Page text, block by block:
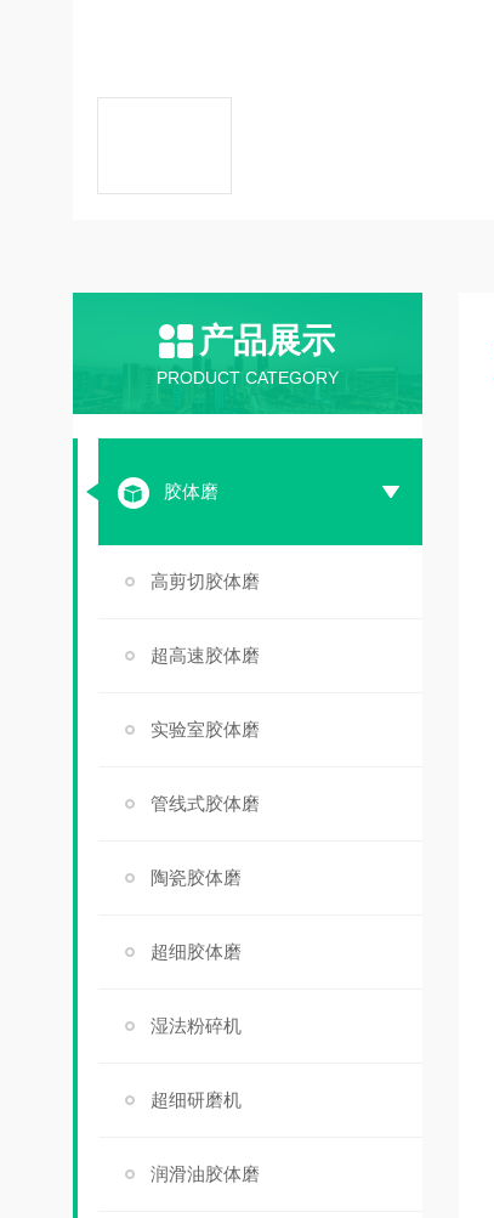
产品展示
PRODUCT CATEGORY
胶体磨
高剪切胶体磨
超高速胶体磨
实验室胶体磨
管线式胶体磨
陶瓷胶体磨
超细胶体磨
湿法粉碎机
超细研磨机
润滑油胶体磨